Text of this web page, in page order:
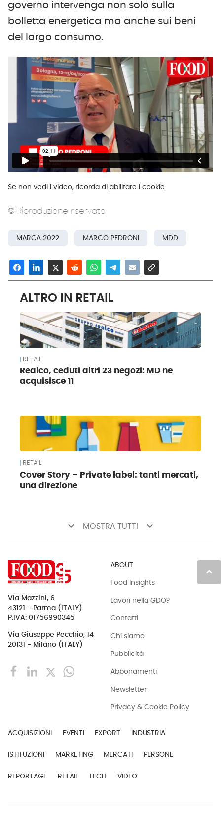
governo intervenga non solo sulla
bolletta energetica ma anche sui beni
del largo consumo.
Se non vedi i video, ricorda di abilitare i cookie
© Riproduzione riservata
MARCA 2022 MARCO PEDRONI MDD
ALTRO IN RETAIL
RETAIL
Realco, ceduti altri 23 negozi: MD ne
acquisisce 11
RETAIL
Cover Story – Private label: tanti mercati,
una direzione
keyboard_arrow_down MOSTRA TUTTI keyboard_arrow_down
keyboard_arrow_up
Via Mazzini, 6
43121 - Parma (ITALY)
P.IVA: 01756990345
Via Giuseppe Pecchio, 14
20131 - Milano (ITALY)
ABOUT
Food Insights
Lavori nella GDO?
Contatti
Chi siamo
Pubblicità
Abbonamenti
Newsletter
Privacy & Cookie Policy
ACQUISIZIONI EVENTI EXPORT INDUSTRIA
ISTITUZIONI MARKETING MERCATI PERSONE
REPORTAGE RETAIL TECH VIDEO